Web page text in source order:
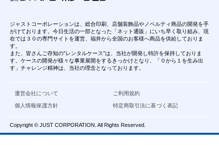
ジャストコーポレーションは、総合印刷、店舗装飾品やノベルティ商品の開発を手
がけております。今日生活の一部となった「ネット通販」にいち早く取り組み、現
在では３０の専門サイトを運営、福井から全国のお客様へ商品を供給しておりま
す。
また、皆さんご存知の”レンタルケース”は、当社が開発し特許を保持しておりま
す。ケースの開発が様々な事業展開をするきっかけとなり、「０から１を生み出
す」チャレンジ精神は、当社の理念となっております。
運営会社について
個人情報保護方針
ご利用規約
特定商取引法に基づく表記
Copyright © JUST CORPORATION. All Rights Reserved.